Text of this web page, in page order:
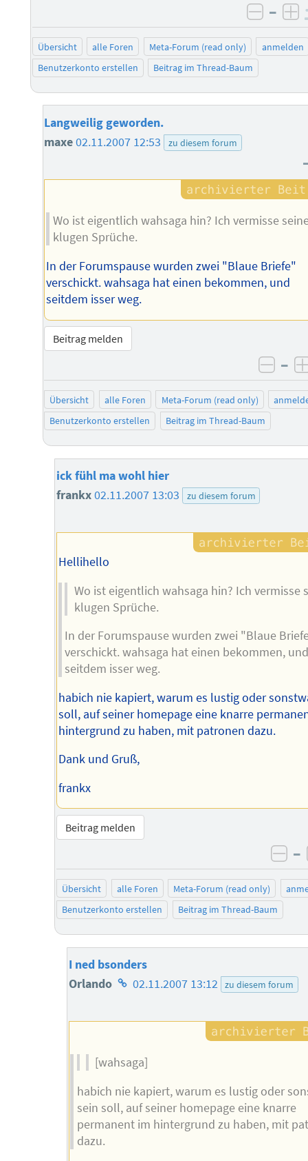
–
Übersicht alle Foren Meta-Forum (read only)
anmelden
Benutzerkonto erstellen
Beitrag im Thread-Baum
Langweilig geworden.
maxe02.11.2007 12:53 zu diesem forum
Wo ist eigentlich wahsaga hin? Ich vermisse
klugen Sprüche.
In der Forumspause wurden zwei "Blaue Briefe"
verschickt. wahsaga hat einen bekommen, und
seitdem isser weg.
Beitrag melden
–
Übersicht alle Foren Meta-Forum (read only)
Benutzerkonto erstellen
Beitrag im Thread-Baum
ick fühl ma wohl hier
frankx02.11.2007 13:03 zu diesem forum
Hellihello
Wo ist eigentlich wahsaga hin? Ich vermisse
klugen Sprüche.
In der Forumspause wurden zwei "Blaue
verschickt. wahsaga hat einen bekommen,
seitdem isser weg.
habich nie kapiert, warum es lustig oder
soll, auf seiner homepage eine knarre
hintergrund zu haben, mit patronen dazu.
Dank und Gruß,
frankx
Beitrag melden
–
Übersicht alle Foren Meta-Forum (read only)
Benutzerkonto erstellen
Beitrag im Thread-Baum
I ned bsonders
Orlando Homepage
Autors
02.11.2007 13:12 zu diesem forum
[wahsaga]
habich nie kapiert, warum es lustig oder
sein soll, auf seiner homepage eine knarre
permanent im hintergrund zu haben, mit
dazu.